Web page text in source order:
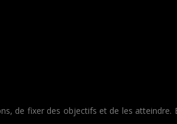
de fixer des objectifs et de les atteindre.